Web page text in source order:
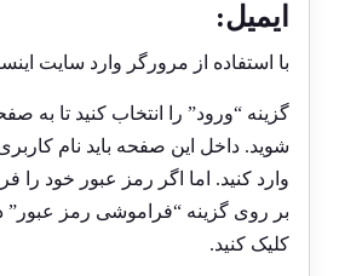
ایمیل:
با استفاده از مرورگر وارد سایت
گزینه “ورود” را انتخاب کنید تا به
شوید. داخل این صفحه باید نام
وارد کنید. اما اگر رمز عبور خود را
بر روی گزینه “فراموشی رمز عبور”
کلیک کنید.